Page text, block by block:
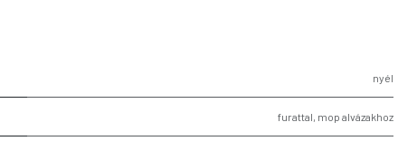
nyél
furattal, mop alvázakhoz